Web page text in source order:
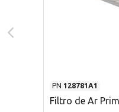
PN 128781A1
Filtro de Ar